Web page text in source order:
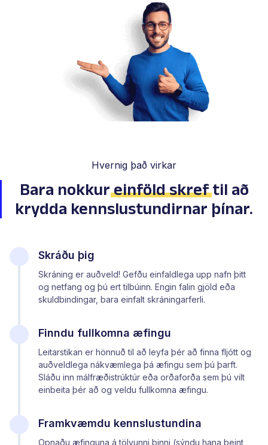
Hvernig það virkar
Bara nokkureinföld skref til að
krydda kennslustundirnar þínar.
Skráðu þig
Skráning er auðveld! Gefðu einfaldlega upp nafn þitt
og netfang og þú ert tilbúinn. Engin falin gjöld eða
skuldbindingar, bara einfalt skráningarferli.
Finndu fullkomna æfingu
Leitarstikan er hönnuð til að leyfa þér að finna fljótt og
auðveldlega nákvæmlega þá æfingu sem þú þarft.
Sláðu inn málfræðistrúktúr eða orðaforða sem þú vilt
einbeita þér að og veldu fullkomna æfingu.
Framkvæmdu kennslustundina
Opnaðu æfinguna á tölvunni þinni (sýndu hana beint